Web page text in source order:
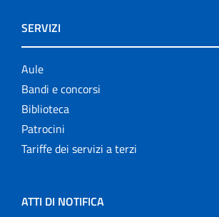
SERVIZI
Aule
Bandi e concorsi
Biblioteca
Patrocini
Tariffe dei servizi a terzi
ATTI DI NOTIFICA